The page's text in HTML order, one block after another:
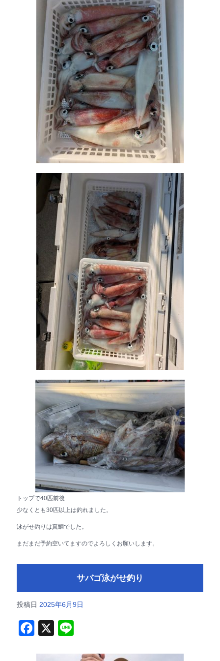
トップで40匹前後
少なくとも30匹以上は釣れました。
泳がせ釣りは真鯛でした。
まだまだ予約空いてますのでよろしくお願いします。
サバゴ泳がせ釣り
投稿日 2025年6月9日
F X Li